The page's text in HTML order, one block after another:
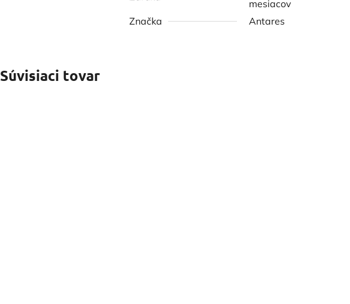
mesiacov
Značka
Antares
Súvisiaci tovar